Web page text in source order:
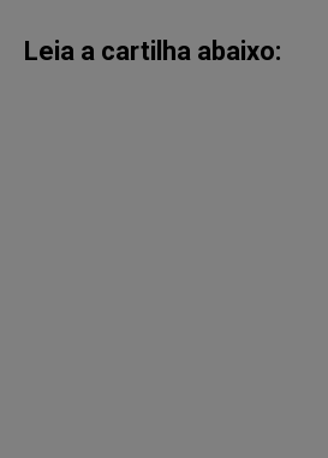
Leia a cartilha abaixo: